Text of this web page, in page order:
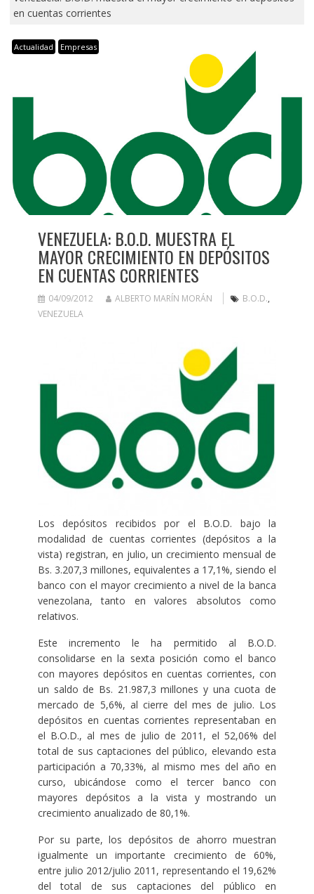
en cuentas corrientes
Actualidad Empresas
VENEZUELA: B.O.D. MUESTRA EL
MAYOR CRECIMIENTO EN DEPÓSITOS
EN CUENTAS CORRIENTES
04/09/2012 ALBERTO MARÍN MORÁN B.O.D.,
VENEZUELA
Los depósitos recibidos por el B.O.D. bajo la
modalidad de cuentas corrientes (depósitos a la
vista) registran, en julio, un crecimiento mensual de
Bs. 3.207,3 millones, equivalentes a 17,1%, siendo el
banco con el mayor crecimiento a nivel de la banca
venezolana, tanto en valores absolutos como
relativos.
Este incremento le ha permitido al B.O.D.
consolidarse en la sexta posición como el banco
con mayores depósitos en cuentas corrientes, con
un saldo de Bs. 21.987,3 millones y una cuota de
mercado de 5,6%, al cierre del mes de julio. Los
depósitos en cuentas corrientes representaban en
el B.O.D., al mes de julio de 2011, el 52,06% del
total de sus captaciones del público, elevando esta
participación a 70,33%, al mismo mes del año en
curso, ubicándose como el tercer banco con
mayores depósitos a la vista y mostrando un
crecimiento anualizado de 80,1%.
Por su parte, los depósitos de ahorro muestran
igualmente un importante crecimiento de 60%,
entre julio 2012/julio 2011, representando el 19,62%
del total de sus captaciones del público en